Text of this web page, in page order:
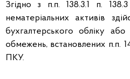
Згідно з п.п. 138.3.1 п.
нематеріальних активів
бухгалтерського обліку або
обмежень, встановлених п.п.
ПКУ.